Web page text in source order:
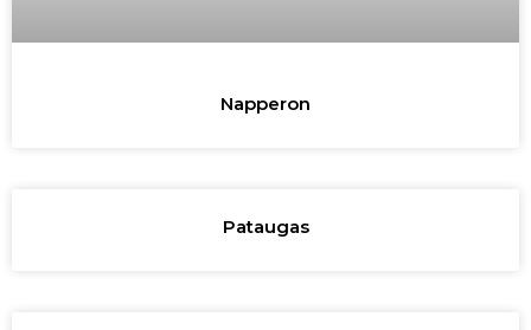
Napperon
Pataugas